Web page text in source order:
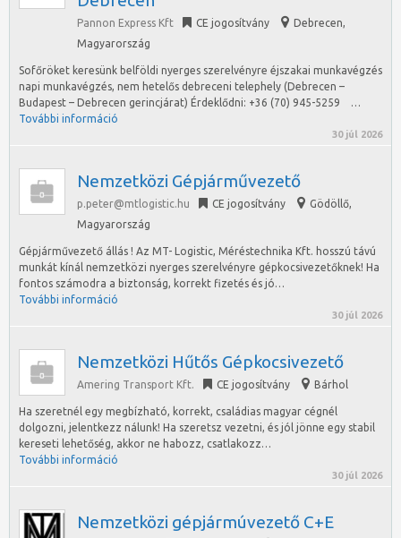
Pannon Express Kft CE jogosítvány Debrecen,
Magyarország
Sofőröket keresünk belföldi nyerges szerelvényre éjszakai munkavégzés
napi munkavégzés, nem hetelős debreceni telephely (Debrecen –
Budapest – Debrecen gerincjárat) Érdeklődni: +36 (70) 945-5259 …
További információ
30 júl 2026
Nemzetközi Gépjárművezető
p.peter@mtlogistic.hu CE jogosítvány Gödöllő,
Magyarország
Gépjárművezető állás ! Az MT- Logistic, Méréstechnika Kft. hosszú távú
munkát kínál nemzetközi nyerges szerelvényre gépkocsivezetőknek! Ha
fontos számodra a biztonság, korrekt fizetés és jó…
További információ
30 júl 2026
Nemzetközi Hűtős Gépkocsivezető
Amering Transport Kft. CE jogosítvány Bárhol
Ha szeretnél egy megbízható, korrekt, családias magyar cégnél
dolgozni, jelentkezz nálunk! Ha szeretsz vezetni, és jól jönne egy stabil
kereseti lehetőség, akkor ne habozz, csatlakozz…
További információ
30 júl 2026
Nemzetközi gépjármúvezető C+E